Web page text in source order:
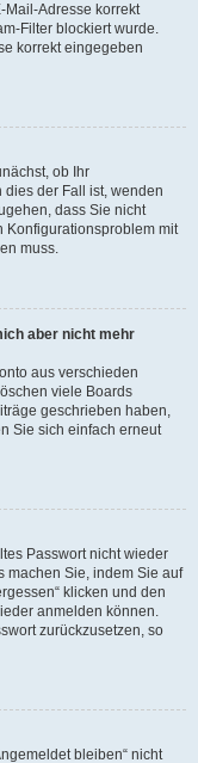
Mail-Adresse korrekt
Filter blockiert wurde.
korrekt eingegeben
ob Ihr
dies der Fall ist, wenden
dass Sie nicht
Konfigurationsproblem mit
muss.
aber nicht mehr
aus verschieden
viele Boards
geschrieben haben,
Sie sich einfach erneut
Passwort nicht wieder
machen Sie, indem Sie auf
klicken und den
anmelden können.
zurückzusetzen, so
bleiben“ nicht